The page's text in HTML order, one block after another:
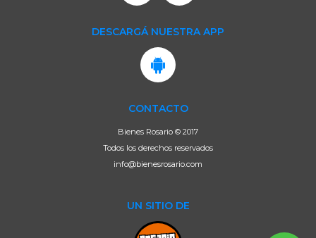
DESCARGÁ NUESTRA APP
CONTACTO
Bienes Rosario © 2017
Todos los derechos reservados
info@bienesrosario.com
UN SITIO DE